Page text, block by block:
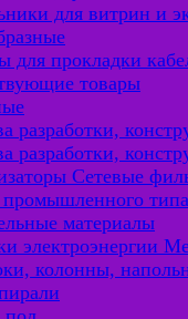
для витрин и
для прокладки
товары
разработки,
разработки,
Сетевые
типа
материалы
электроэнергии
колонны,